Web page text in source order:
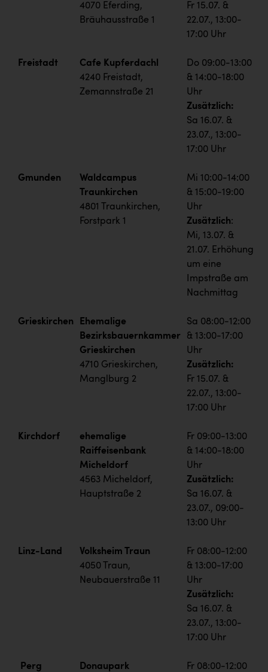
4070 Eferding,
Bräuhausstraße 1
Fr 15.07. &
22.07., 13:00-
17:00 Uhr
Freistadt
Cafe Kupferdachl
4240 Freistadt,
Zemannstraße 21
Do 09:00-13:00
& 14:00-18:00
Uhr
Zusätzlich:
Sa 16.07. &
23.07., 13:00-
17:00 Uhr
Gmunden
Waldcampus
Traunkirchen
4801 Traunkirchen,
Forstpark 1
Mi 10:00-14:00
& 15:00-19:00
Uhr
Zusätzlich:
Mi, 13.07. &
21.07. Erhöhung
um eine
Impstraße am
Nachmittag
Grieskirchen
Ehemalige
Bezirksbauernkammer
Grieskirchen
4710 Grieskirchen,
Manglburg 2
Sa 08:00-12:00
& 13:00-17:00
Uhr
Zusätzlich:
Fr 15.07. &
22.07., 13:00-
17:00 Uhr
Kirchdorf
ehemalige
Raiffeisenbank
Micheldorf
4563 Micheldorf,
Hauptstraße 2
Fr 09:00-13:00
& 14:00-18:00
Uhr
Zusätzlich:
Sa 16.07. &
23.07., 09:00-
13:00 Uhr
Linz-Land
Volksheim Traun
4050 Traun,
Neubauerstraße 11
Fr 08:00-12:00
& 13:00-17:00
Uhr
Zusätzlich:
Sa 16.07. &
23.07., 13:00-
17:00 Uhr
Perg
Donaupark
Fr 08:00-12:00